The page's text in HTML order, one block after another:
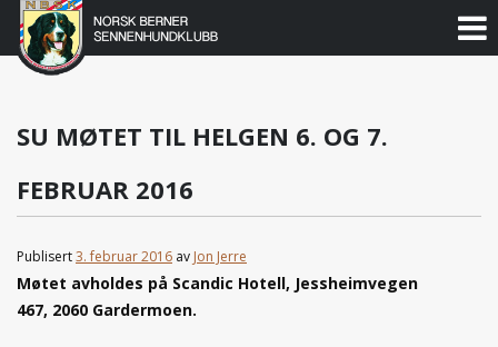
Gå
Norsk
Berner
Sennenhundklubb
SU MØTET TIL HELGEN 6. OG 7.
FEBRUAR 2016
Publisert3. februar 2016 av Jon Jerre
Møtet avholdes på Scandic Hotell, Jessheimvegen
467, 2060 Gardermoen.